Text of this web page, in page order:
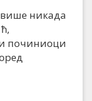
више никада
починиоци